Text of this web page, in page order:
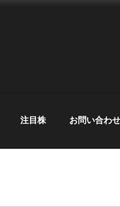
注目株 お問い合わせ